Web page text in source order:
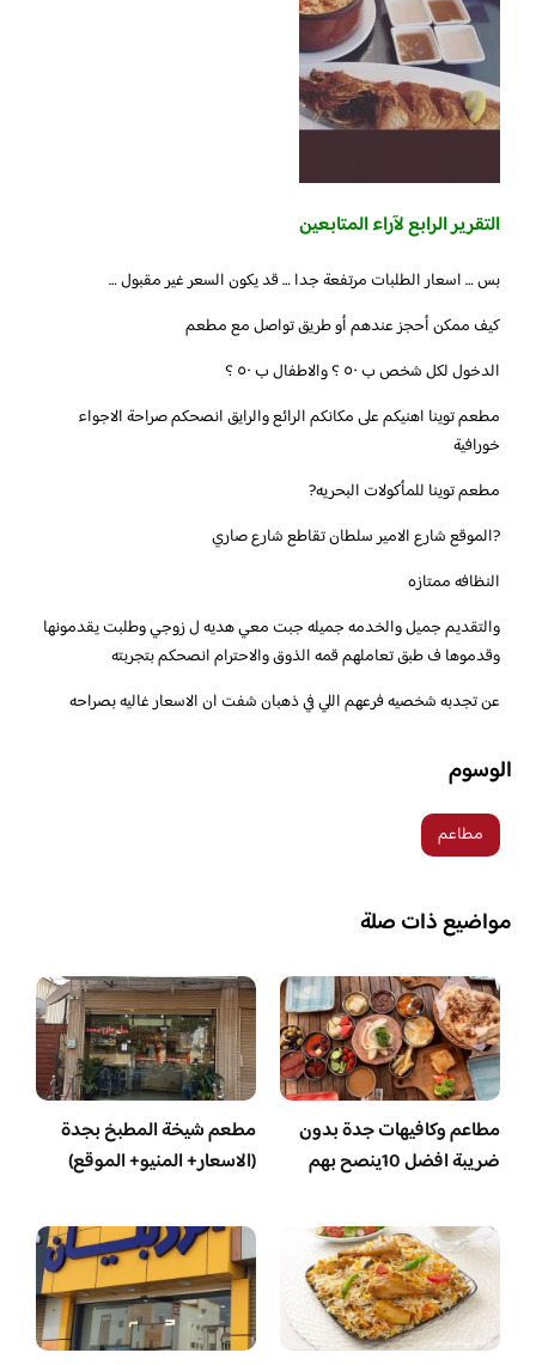
التقرير الرابع لآراء المتابعين
‏مطعم توينا اهنيكم على مكانكم الرائع والرايق انصحكم صراحة الاجواء
خورافية
‏مطعم توينا للمأكولات البحريه?
?الموقع شارع الامير سلطان تقاطع شارع صاري
النظافه ممتازه
والتقديم جميل والخدمه جميله جبت معي هديه ل زوجي وطلبت يقدمونها
وقدموها ف طبق تعاملهم قمه الذوق والاحترام انصحكم بتجربته
الوسوم
مطاعم
مواضيع ذات صلة
مطاعم وكافيهات جدة بدون
ضريبة افضل 10ينصح بهم
مطعم شيخة المطبخ بجدة
(الاسعار+ المنيو+ الموقع)